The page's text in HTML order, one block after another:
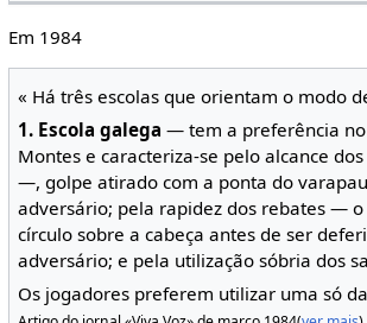
Em 1984
« Há três escolas que orientam o modo
1. Escola galega — tem a preferência no
Montes e caracteriza-se pelo alcance
—, golpe atirado com a ponta do
adversário; pela rapidez dos rebates —
círculo sobre a cabeça antes de ser
adversário; e pela utilização sóbria dos
Os jogadores preferem utilizar uma só